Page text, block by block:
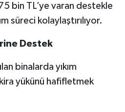
bin TL’ye varan destekle
süreci kolaylaştırılıyor.
Destek
binalarda yıkım
yükünü hafifletmek